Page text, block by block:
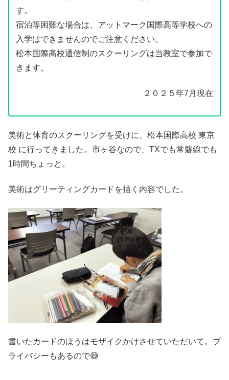
す。
宿泊等困難な場合は、アットマーク国際高等学校への
入学はできませんのでご注意ください。
松本国際高校通信制のスクーリングは当教室で参加で
きます。
２０２５年7月現在
美術と体育のスクーリングを受けに、松本国際高校 東京
校 に行ってきました。市ヶ谷なので、TXでも常磐線でも
1時間ちょっと。
美術はグリーティングカードを描く内容でした。
書いたカードのほうはモザイクかけさせていただいて。プ
ライバシーもあるので😅